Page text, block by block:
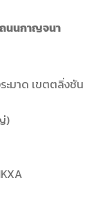
นนกาญจนา
ะมาด เขตตลิ่งชัน
)